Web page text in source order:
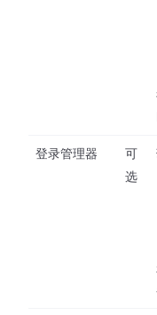
登录管理器
可
选